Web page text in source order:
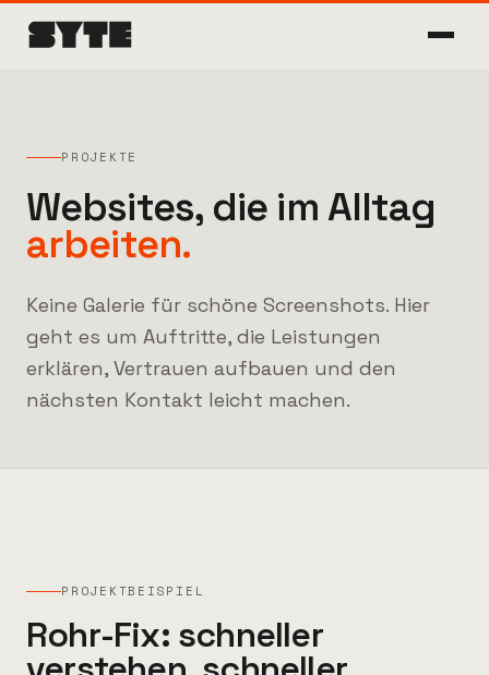
PROJEKTE
Websites, die im Alltag
arbeiten.
Keine Galerie für schöne Screenshots. Hier
geht es um Auftritte, die Leistungen
erklären, Vertrauen aufbauen und den
nächsten Kontakt leicht machen.
PROJEKTBEISPIEL
Rohr-Fix: schneller